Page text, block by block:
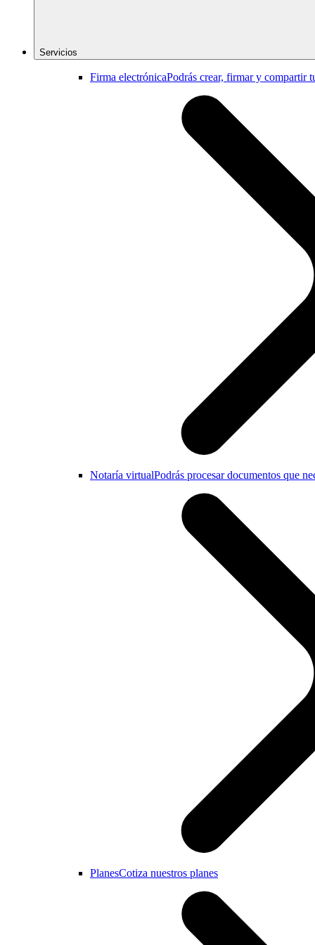
Servicios
Firma electrónicaPodrás crear, firmar y compartir
Notaría virtualPodrás procesar documentos que
PlanesCotiza nuestros planes